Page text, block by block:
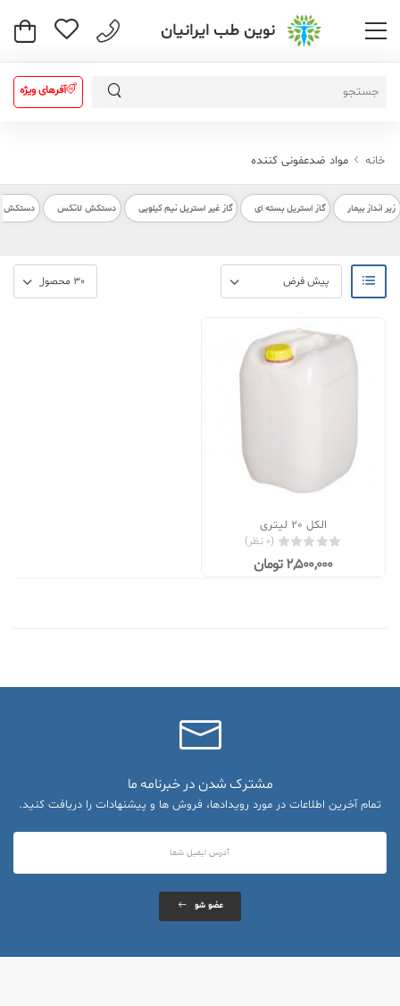
نوین طب ایرانیان
آفرهای ویژه
خانه مواد ضدعفونی کننده
زیر انداز بیمار گاز استریل بسته ای گاز غیر استریل نیم کیلویی دستکش لاتکس دستکش
الکل 20 لیتری
(0 نظر)
2,500,000 تومان
مشترک شدن در خبرنامه ما
تمام آخرین اطلاعات در مورد رویدادها، فروش ها و پیشنهادات را دریافت کنید.
عضو شو